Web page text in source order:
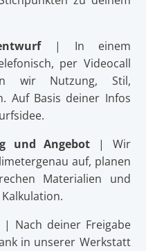
| In einem
per Videocall
wir Nutzung, Stil,
Auf Basis deiner Infos
und Angebot
| Wir
auf, planen
Materialien und
| Nach deiner Freigabe
in unserer Werkstatt